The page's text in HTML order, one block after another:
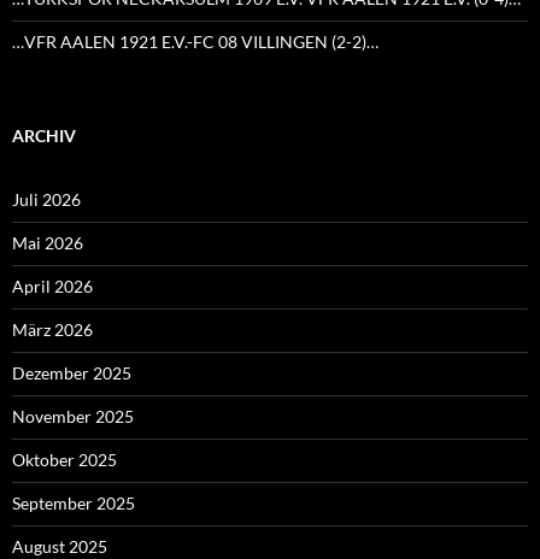
…VFR AALEN 1921 E.V.-FC 08 VILLINGEN (2-2)…
ARCHIV
Juli 2026
Mai 2026
April 2026
März 2026
Dezember 2025
November 2025
Oktober 2025
September 2025
August 2025